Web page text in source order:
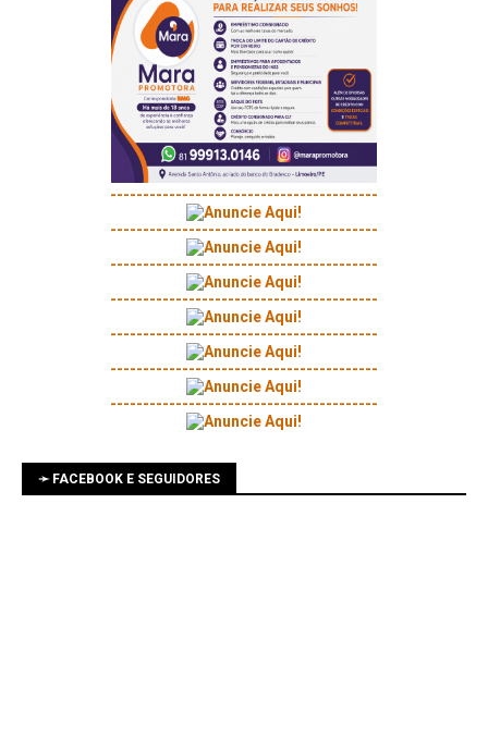
-----------------------------------------
-----------------------------------------
-----------------------------------------
-----------------------------------------
-----------------------------------------
-----------------------------------------
-----------------------------------------
➛ FACEBOOK E SEGUIDORES